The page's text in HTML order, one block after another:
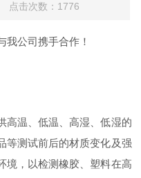
击次数：1776
我公司携手合作！
高温、低温、高湿、低湿的
等测试前后的材质变化及强
境，以检测橡胶、塑料在高